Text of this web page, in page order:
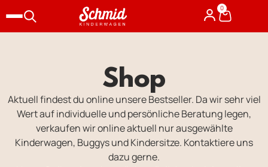
0
Shop
Aktuell findest du online unsere Bestseller. Da wir sehr viel
Wert auf individuelle und persönliche Beratung legen,
verkaufen wir online aktuell nur ausgewählte
Kinderwagen, Buggys und Kindersitze. Kontaktiere uns
dazu gerne.